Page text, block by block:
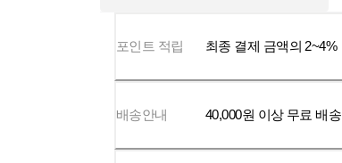
포인트 적립 최종 결제 금액의 2~4%
배송안내 40,000원 이상 무료 배송